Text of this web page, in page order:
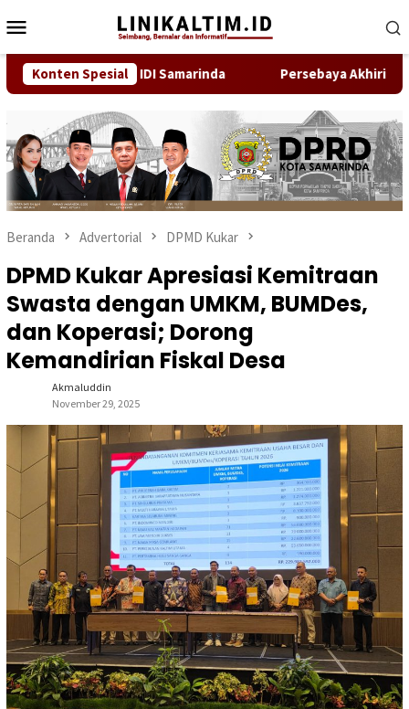
ke
kontenMobile
Konten Spesial
Anggota IDI Samarinda Persebaya Akhiri
Beranda Advertorial DPMD Kukar
DPMD Kukar Apresiasi Kemitraan
Swasta dengan UMKM, BUMDes,
dan Koperasi; Dorong
Kemandirian Fiskal Desa
Akmaluddin
November 29, 2025